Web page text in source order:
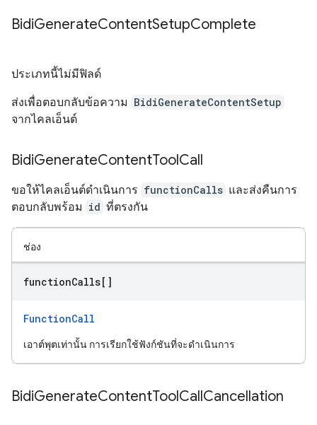
BidiGenerateContentSetupComplete
ประเภทนี้ไม่มีฟิลด์
ส่งเพื่อตอบกลับข้อความ BidiGenerateContentSetup
จากไคลเอ็นต์
BidiGenerateContentToolCall
ขอให้ไคลเอ็นต์ดำเนินการ functionCalls และส่งคืนการ
ตอบกลับพร้อม id ที่ตรงกัน
ช่อง
functionCalls[]
FunctionCall
เอาต์พุตเท่านั้น การเรียกใช้ฟังก์ชันที่จะดำเนินการ
BidiGenerateContentToolCallCancellation